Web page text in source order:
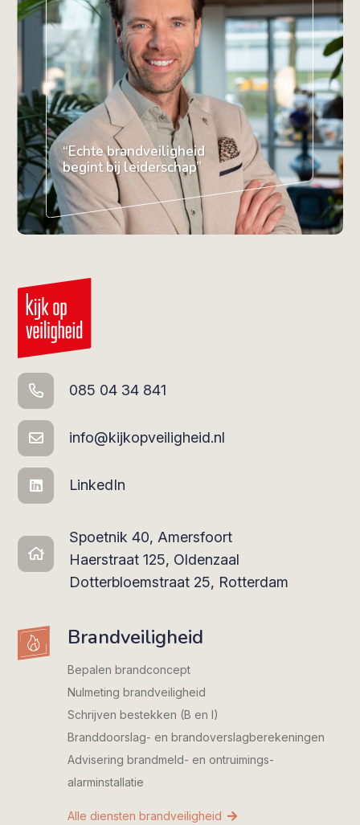
“Echte brandveiligheid
begint bij leiderschap”
085 04 34 841
info@kijkopveiligheid.nl
LinkedIn
Spoetnik 40, Amersfoort
Haerstraat 125, Oldenzaal
Dotterbloemstraat 25, Rotterdam
Brandveiligheid
Bepalen brandconcept
Nulmeting brandveiligheid
Schrijven bestekken (B en I)
Branddoorslag- en brandoverslag­berekeningen
Advisering brandmeld- en ontruimings­
alarminstallatie
Alle diensten brandveiligheid